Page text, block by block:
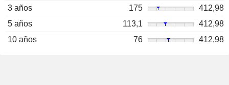
3 años
175
412,98
5 años
113,1
412,98
10 años
76 412,98